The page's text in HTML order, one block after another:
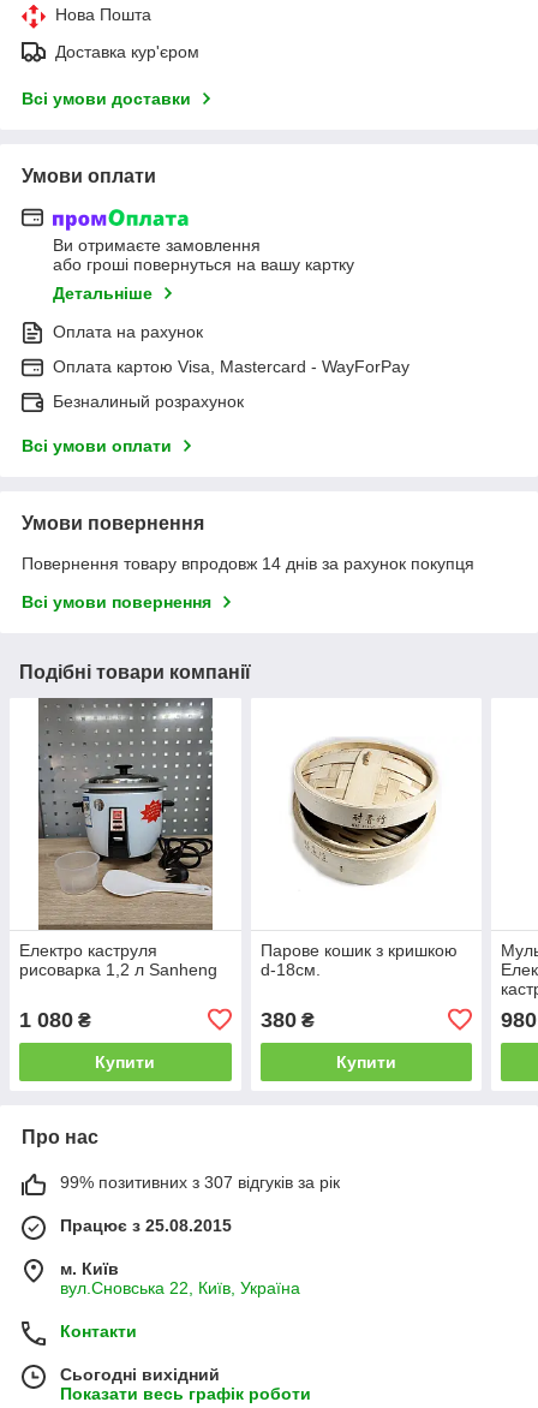
Нова Пошта
Доставка кур'єром
Всі умови доставки
Умови оплати
Ви отримаєте замовлення
або гроші повернуться на вашу картку
Детальніше
Оплата на рахунок
Оплата картою Visa, Mastercard - WayForPay
Безналиный розрахунок
Всі умови оплати
Умови повернення
Повернення товару впродовж 14 днів за рахунок покупця
Всі умови повернення
Подібні товари компанії
Електро каструля
рисоварка 1,2 л Sanheng
1 080 ₴
Купити
Парове кошик з кришкою
d-18см.
380₴
Купити
980
Про нас
99% позитивних з 307 відгуків за рік
Працює з 25.08.2015
м. Київ
вул.Сновська 22, Київ, Україна
Контакти
Сьогодні вихідний
Показати весь графік роботи